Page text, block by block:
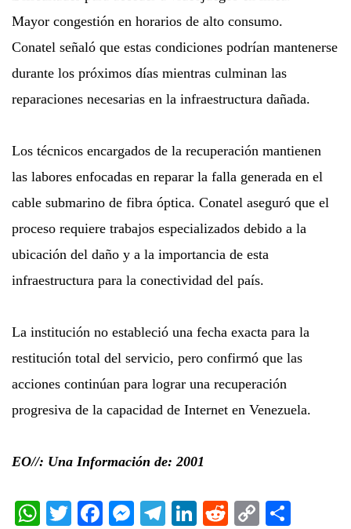
Mayor congestión en horarios de alto consumo.
Conatel señaló que estas condiciones podrían mantenerse
durante los próximos días mientras culminan las
reparaciones necesarias en la infraestructura dañada.
Los técnicos encargados de la recuperación mantienen
las labores enfocadas en reparar la falla generada en el
cable submarino de fibra óptica. Conatel aseguró que el
proceso requiere trabajos especializados debido a la
ubicación del daño y a la importancia de esta
infraestructura para la conectividad del país.
La institución no estableció una fecha exacta para la
restitución total del servicio, pero confirmó que las
acciones continúan para lograr una recuperación
progresiva de la capacidad de Internet en Venezuela.
EO//: Una Información de: 2001
WhatsApp
TwitterFacebook
Messenger
Telegram
LinkedIn
RedditCopy